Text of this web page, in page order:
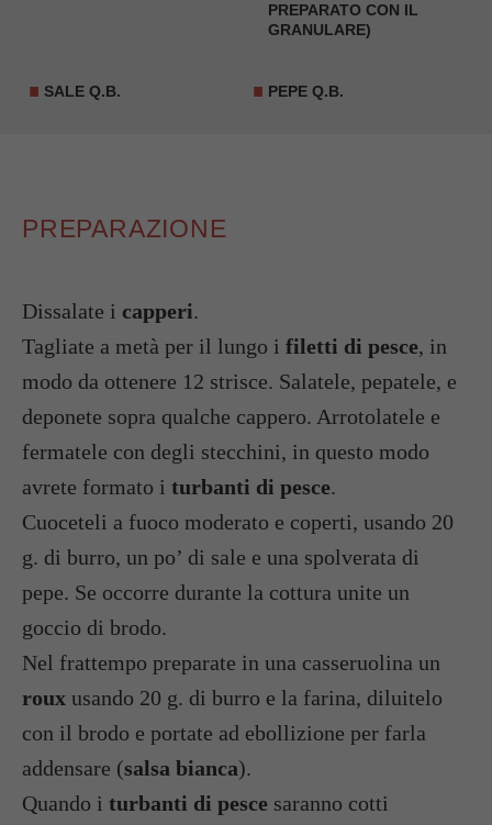
PREPARATO CON IL
GRANULARE)
SALE Q.B. PEPE Q.B.
PREPARAZIONE
Dissalate i capperi.
Tagliate a metà per il lungo i filetti di pesce, in
modo da ottenere 12 strisce. Salatele, pepatele, e
deponete sopra qualche cappero. Arrotolatele e
fermatele con degli stecchini, in questo modo
avrete formato i turbanti di pesce.
Cuoceteli a fuoco moderato e coperti, usando 20
g. di burro, un po’ di sale e una spolverata di
pepe. Se occorre durante la cottura unite un
goccio di brodo.
Nel frattempo preparate in una casseruolina un
roux usando 20 g. di burro e la farina, diluitelo
con il brodo e portate ad ebollizione per farla
addensare (salsa bianca).
Quando i turbanti di pesce saranno cotti